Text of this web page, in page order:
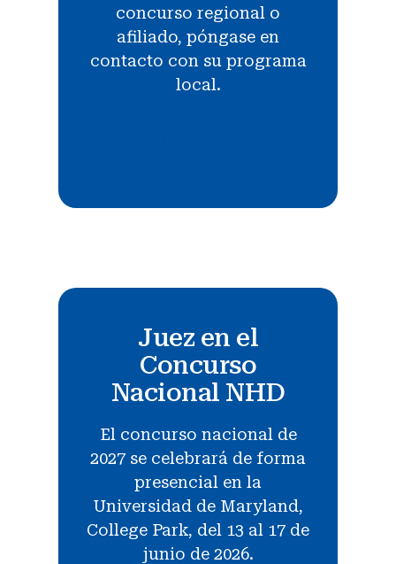
concurso regional o
afiliado, póngase en
contacto con su programa
local.
Juez en el
Concurso
Nacional NHD
El concurso nacional de
2027 se celebrará de forma
presencial en la
Universidad de Maryland,
College Park, del 13 al 17 de
junio de 2026.